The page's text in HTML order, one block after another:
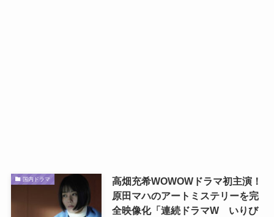
国内ドラマ
高畑充希WOWOWドラマ初主演！
原田マハのアートミステリーを完
全映像化「連続ドラマW いりび